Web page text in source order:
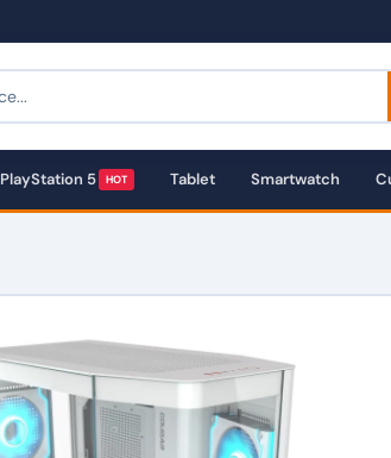
PlayStation 5 HOT Tablet Smartwatch